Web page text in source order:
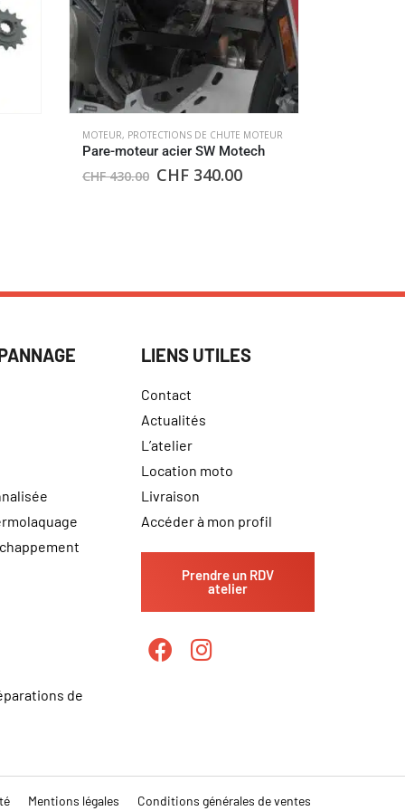
MOTEUR, PROTECTIONS DE CHUTE MOTEUR
Pare-moteur acier SW Motech
CHF430.00 CHF 340.00
de
LIENS UTILES
Contact
Actualités
L’atelier
Location moto
Livraison
Accéder à mon profil
Prendre un RDV
atelier
Mentions légales Conditions générales de ventes